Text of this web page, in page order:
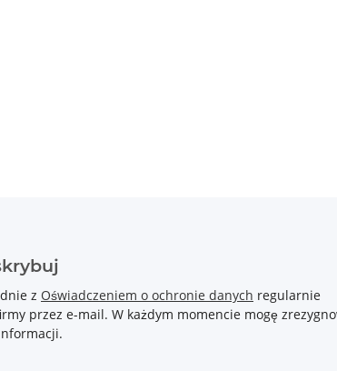
z Oświadczeniem o ochronie danych regularnie
przez e-mail. W każdym momencie mogę